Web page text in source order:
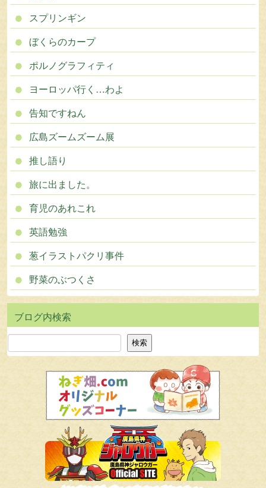
スプリンギン
ぼくらのカープ
ポルノグラフィティ
ヨーロッパ行く…わよ
告知ですねん
広島ズームズーム展
推し語り
旅に出ました。
育児のあれこれ
英語勉強
葱イラストパクリ事件
野菜のぶつくさ
検索 検索